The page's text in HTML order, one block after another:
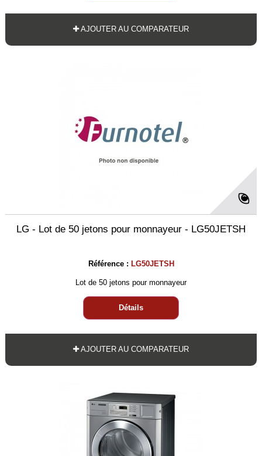
AJOUTER AU COMPARATEUR
LG - Lot de 50 jetons pour monnayeur - LG50JETSH
Référence : LG50JETSH
Lot de 50 jetons pour monnayeur
Détails
AJOUTER AU COMPARATEUR